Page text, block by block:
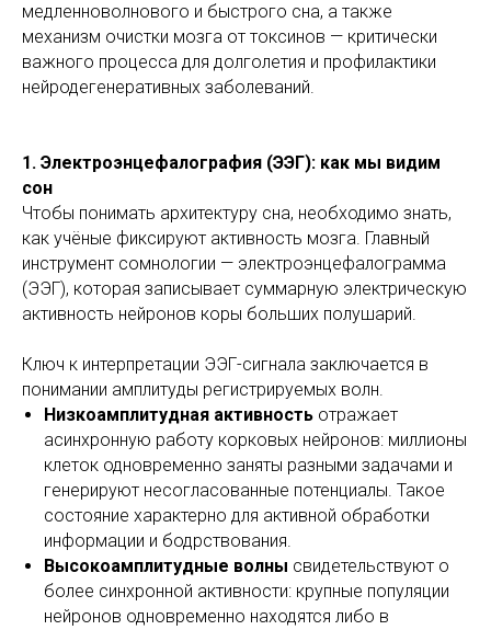
медленноволнового и быстрого сна, а также
механизм очистки мозга от токсинов — критически
важного процесса для долголетия и профилактики
нейродегенеративных заболеваний.
1. Электроэнцефалография (ЭЭГ): как мы видим
сон
Чтобы понимать архитектуру сна, необходимо знать,
как учёные фиксируют активность мозга. Главный
инструмент сомнологии — электроэнцефалограмма
(ЭЭГ), которая записывает суммарную электрическую
активность нейронов коры больших полушарий.
Ключ к интерпретации ЭЭГ-сигнала заключается в
понимании амплитуды регистрируемых волн.
Низкоамплитудная активность отражает
асинхронную работу корковых нейронов: миллионы
клеток одновременно заняты разными задачами и
генерируют несогласованные потенциалы. Такое
состояние характерно для активной обработки
информации и бодрствования.
Высокоамплитудные волны свидетельствуют о
более синхронной активности: крупные популяции
нейронов одновременно находятся либо в